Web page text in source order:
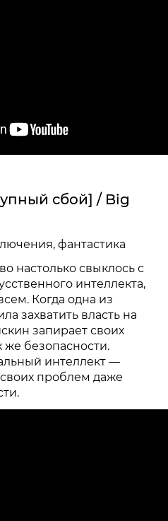
сбой] / Big
фантастика
настолько свыклось с
интеллекта,
Когда одна из
захватить власть на
запирает своих
же безопасности.
интеллект —
проблем даже